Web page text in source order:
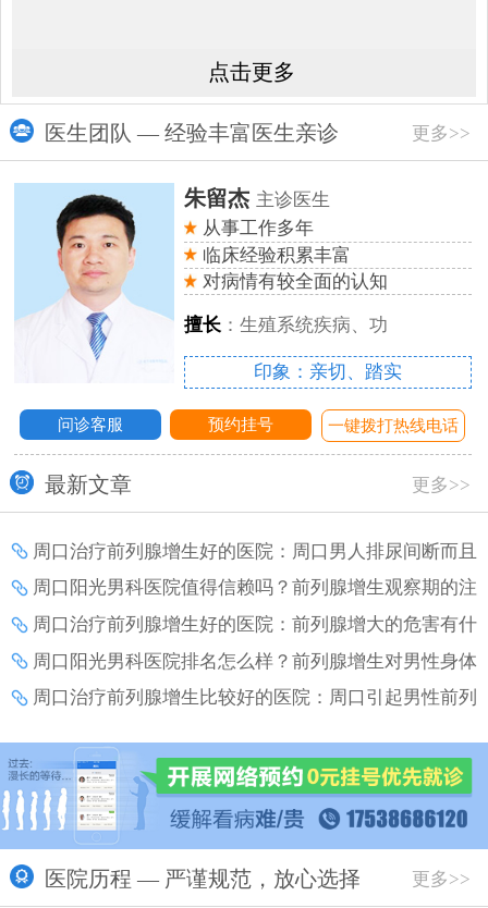
点击更多
医生团队 — 经验丰富医生亲诊 更多>>
朱留杰 主诊医生
从事工作多年
临床经验积累丰富
对病情有较全面的认知
擅长：生殖系统疾病、功
印象：亲切、踏实
问诊客服 预约挂号 一键拨打热线电话
最新文章 更多>>
周口治疗前列腺增生好的医院：周口男人排尿间断而且
疼痛是怎么了？
周口阳光男科医院值得信赖吗？前列腺增生观察期的注
意事项？
周口治疗前列腺增生好的医院：前列腺增大的危害有什
么？
周口阳光男科医院排名怎么样？前列腺增生对男性身体
和生活的影响？
周口治疗前列腺增生比较好的医院：周口引起男性前列
医院历程 — 严谨规范，放心选择 更多>>